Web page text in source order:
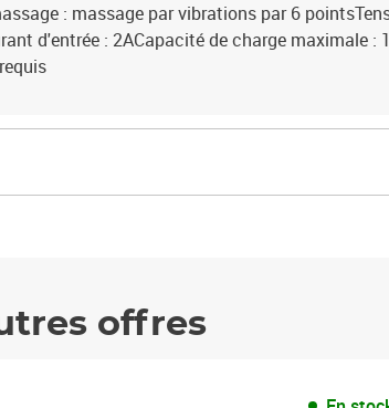
: massage par vibrations par 6
d'entrée : 2ACapacité de charge maximale :
offres